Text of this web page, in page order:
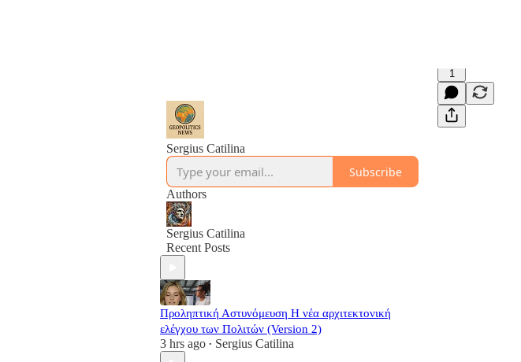
1
Sergius Catilina
Subscribe
Authors
Sergius Catilina
Recent Posts
Προληπτική Αστυνόμευση Η νέα αρχιτεκτονική
ελέγχου των Πολιτών (Version 2)
3 hrs ago • Sergius Catilina